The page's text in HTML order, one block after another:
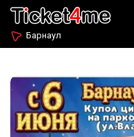
Барнаул